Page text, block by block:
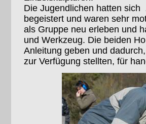
Die Jugendlichen hatten
begeistert und waren sehr
als Gruppe neu erleben und
und Werkzeug. Die beiden
Anleitung geben und
zur Verfügung stellten, für